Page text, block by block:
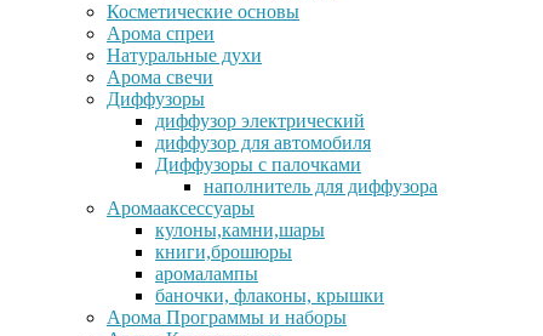
Косметические основы
Арома спреи
Натуральные духи
Арома свечи
Диффузоры
диффузор электрический
диффузор для автомобиля
Диффузоры с палочками
наполнитель для диффузора
Аромааксессуары
кулоны,камни,шары
книги,брошюры
аромалампы
баночки, флаконы, крышки
Арома Программы и наборы